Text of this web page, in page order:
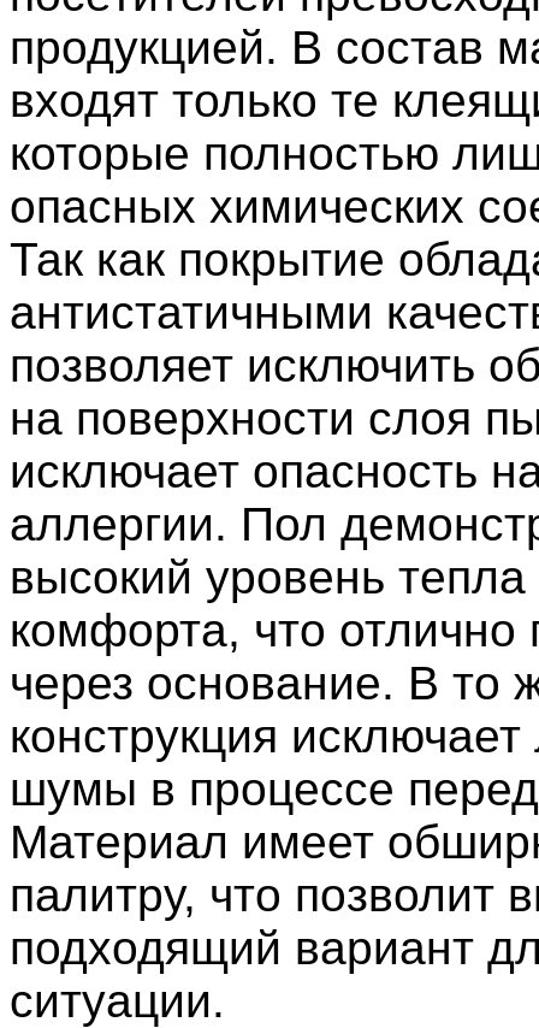
продукцией. В состав
входят только те
которые полностью
опасных химических
Так как покрытие
антистатичными
позволяет исключить
на поверхности слоя
исключает опасность
аллергии. Пол
высокий уровень тепла
комфорта, что отлично
через основание. В то
конструкция
шумы в процессе
Материал имеет
палитру, что позволит
подходящий вариант
ситуации.